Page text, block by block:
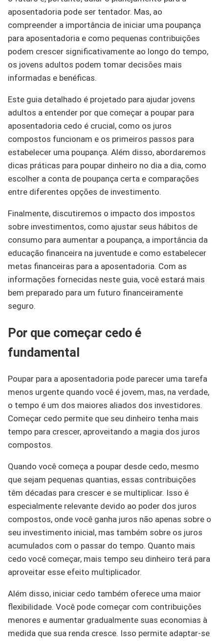
aposentadoria pode ser tentador. Mas, ao
compreender a importância de iniciar uma poupança
para aposentadoria e como pequenas contribuições
podem crescer significativamente ao longo do tempo,
os jovens adultos podem tomar decisões mais
informadas e benéficas.
Este guia detalhado é projetado para ajudar jovens
adultos a entender por que começar a poupar para
aposentadoria cedo é crucial, como os juros
compostos funcionam e os primeiros passos para
estabelecer uma poupança. Além disso, abordaremos
dicas práticas para poupar dinheiro no dia a dia, como
escolher a conta de poupança certa e comparações
entre diferentes opções de investimento.
Finalmente, discutiremos o impacto dos impostos
sobre investimentos, como ajustar seus hábitos de
consumo para aumentar a poupança, a importância da
educação financeira na juventude e como estabelecer
metas financeiras para a aposentadoria. Com as
informações fornecidas neste guia, você estará mais
bem preparado para um futuro financeiramente
seguro.
Por que começar cedo é
fundamental
Poupar para a aposentadoria pode parecer uma tarefa
menos urgente quando você é jovem, mas, na verdade,
o tempo é um dos maiores aliados dos investidores.
Começar cedo permite que seu dinheiro tenha mais
tempo para crescer, aproveitando a magia dos juros
compostos.
Quando você começa a poupar desde cedo, mesmo
que sejam pequenas quantias, essas contribuições
têm décadas para crescer e se multiplicar. Isso é
especialmente relevante devido ao poder dos juros
compostos, onde você ganha juros não apenas sobre o
seu investimento inicial, mas também sobre os juros
acumulados com o passar do tempo. Quanto mais
cedo você começar, mais tempo seu dinheiro terá para
aproveitar esse efeito multiplicador.
Além disso, iniciar cedo também oferece uma maior
flexibilidade. Você pode começar com contribuições
menores e aumentar gradualmente suas economias à
medida que sua renda cresce. Isso permite adaptar-se